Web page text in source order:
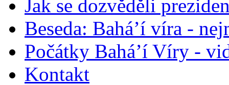
Jak se dozvěděli
Beseda: Bahá’í víra -
Počátky Bahá’í Víry -
Kontakt